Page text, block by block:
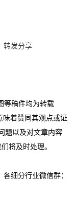
转发分享
等稿件均为转载
味着赞同其观点或证
题以及对文章内容
将及时处理。
细分行业微信群：